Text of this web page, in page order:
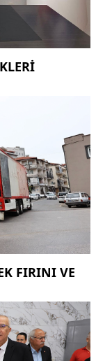
FIRINI VE